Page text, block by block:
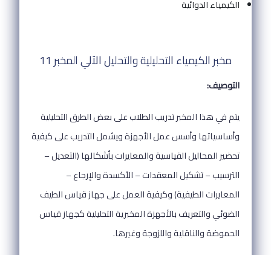
الكيمياء الدوائية
مخبر الكيمياء التحليلية والتحليل الآلي المخبر 11
التوصيف:
يتم في هذا المخبر تدريب الطلاب على بعض الطرق التحليلية
وأساسياتها وأسس عمل الأجهزة ويشمل التدريب على كيفية
تحضير المحاليل القياسية والمعايرات بأشكالها (التعديل –
الترسيب – تشكيل المعقدات – الأكسدة والإرجاع –
المعايرات الطيفية) وكيفية العمل على جهاز قياس الطيف
الضوئي والتعريف بالأجهزة المخبرية التحليلية كجهاز قياس
الحموضة والناقلية واللزوجة وغيرها.